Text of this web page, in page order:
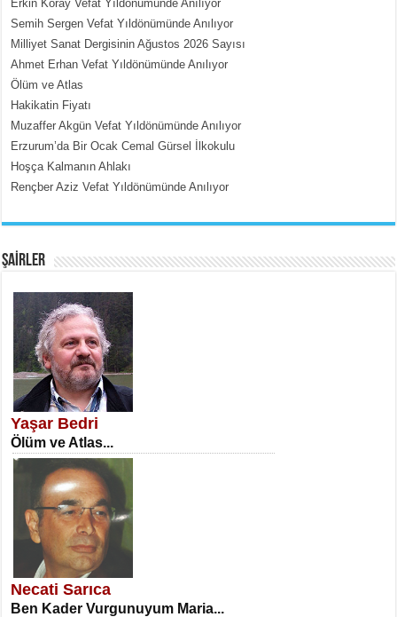
MEHMET ÇOBAN
İçerdeki Put Dışardaki Maskeler...
SATILMIŞ ÜMİT ÇETİNKAYA
Erkenlik...
NECLA DİLEK ARSLAN
Öğretmenler Günü Mahkemesi...
Erkin Koray Vefat Yıldönümünde Anılıyor
Semih Sergen Vefat Yıldönümünde Anılıyor
Milliyet Sanat Dergisinin Ağustos 2026 Sayısı
Ahmet Erhan Vefat Yıldönümünde Anılıyor
Ölüm ve Atlas
Hakikatin Fiyatı
Muzaffer Akgün Vefat Yıldönümünde Anılıyor
Erzurum’da Bir Ocak Cemal Gürsel İlkokulu
Hoşça Kalmanın Ahlakı
Rençber Aziz Vefat Yıldönümünde Anılıyor
ŞAİRLER
Yaşar Bedri
Ölüm ve Atlas...
Necati Sarıca
Ben Kader Vurgunuyum Maria...